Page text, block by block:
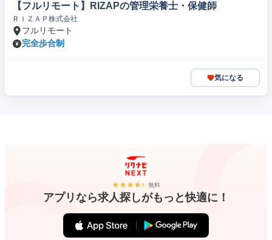
【フルリモート】RIZAPの管理栄養士・保健師
ＲＩＺＡＰ株式会社
フルリモート
完全歩合制
気になる
無料
アプリなら求人探しがもっと快適に！